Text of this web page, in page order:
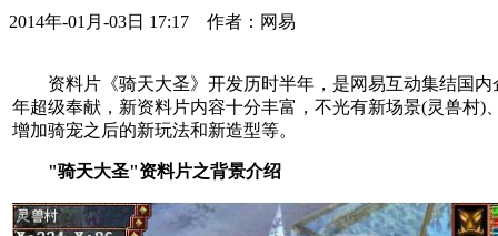
2014年-01月-03日 17:17 作者：网易
资料片《骑天大圣》开发历时半年，是网易互动集结国内
年超级奉献，新资料片内容十分丰富，不光有新场景(灵兽村)
增加骑宠之后的新玩法和新造型等。
"骑天大圣"资料片之背景介绍